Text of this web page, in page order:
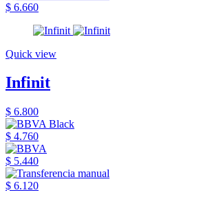
$ 6.660
Quick view
Infinit
$ 6.800
$ 4.760
$ 5.440
$ 6.120